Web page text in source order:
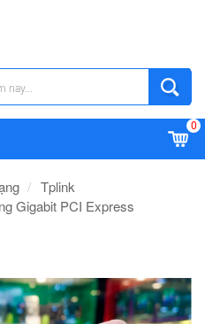
0
Tplink
Gigabit PCI Express